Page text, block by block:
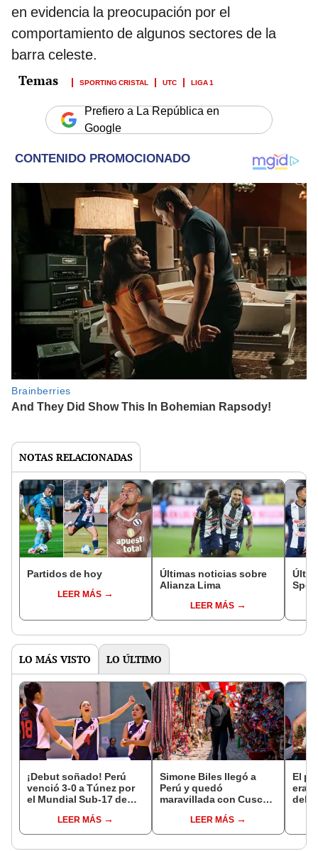
en evidencia la preocupación por el
comportamiento de algunos sectores de la
barra celeste.
SPORTING CRISTAL UTC LIGA 1
Prefiero a La República en
Google
NOTAS RELACIONADAS
Partidos de hoy
LEER MÁS
Últimas noticias sobre
Alianza Lima
LEER MÁS
LO MÁS VISTO LO ÚLTIMO
¡Debut soñado! Perú
venció 3-0 a Túnez por
el Mundial Sub-17 de
LEER MÁS
Simone Biles llegó a
Perú y quedó
maravillada con Cusco:
lo hermoso que es este
país"
LEER MÁS
El
era
del